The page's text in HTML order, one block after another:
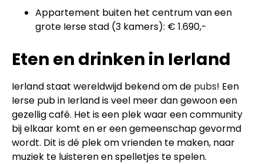
Appartement buiten het centrum van een
grote Ierse stad (3 kamers): € 1.690,-
Eten en drinken in Ierland
Ierland staat wereldwijd bekend om de pubs! Een
Ierse pub in Ierland is veel meer dan gewoon een
gezellig café. Het is een plek waar een community
bij elkaar komt en er een gemeenschap gevormd
wordt. Dit is dé plek om vrienden te maken, naar
muziek te luisteren en spelletjes te spelen.